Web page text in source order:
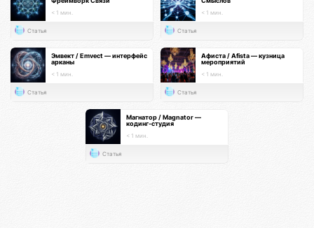
< 1 мин.
Статья
< 1 мин.
Статья
Эмвект / Emvect — интерфейс
арканы
< 1 мин.
Статья
Афиста / Afista — кузница
мероприятий
< 1 мин.
Статья
Магнатор / Magnator —
кодинг-студия
< 1 мин.
Статья